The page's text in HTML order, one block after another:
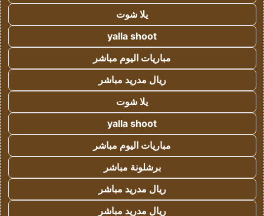
يلا شوت
yalla shoot
مباريات اليوم مباشر
ريال مدريد مباشر
يلا شوت
yalla shoot
مباريات اليوم مباشر
برشلونة مباشر
ريال مدريد مباشر
ريال مدريد مباشر